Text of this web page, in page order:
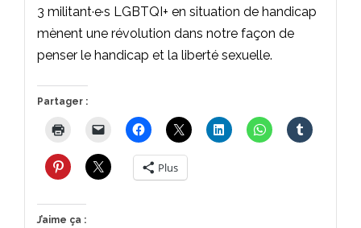
3 militant·e·s LGBTQI+ en situation de handicap
mènent une révolution dans notre façon de
penser le handicap et la liberté sexuelle.
Partager :
Plus
J’aime ça :